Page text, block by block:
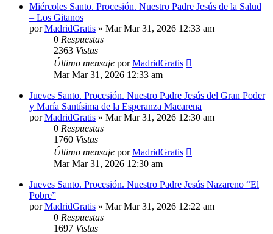
Miércoles Santo. Procesión. Nuestro Padre Jesús de la Salud
– Los Gitanos
porMadridGratis » Mar Mar 31, 2026 12:33 am
0 Respuestas
2363 Vistas
Último mensaje porMadridGratis
Mar Mar 31, 2026 12:33 am
Jueves Santo. Procesión. Nuestro Padre Jesús del Gran Poder
y María Santísima de la Esperanza Macarena
porMadridGratis » Mar Mar 31, 2026 12:30 am
0 Respuestas
1760 Vistas
Último mensaje porMadridGratis
Mar Mar 31, 2026 12:30 am
Jueves Santo. Procesión. Nuestro Padre Jesús Nazareno “El
Pobre”
porMadridGratis » Mar Mar 31, 2026 12:22 am
0 Respuestas
1697 Vistas